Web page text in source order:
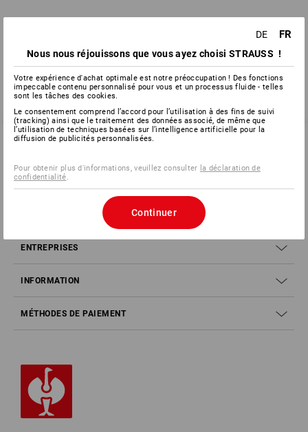
Vous avez déjà consulté 4 articles sur un total de 4 articles.
SERVICE 0800 800 336
ENTREPRISES
INFORMATION
MÉTHODES DE PAIEMENT
DE FR
Nous nous réjouissons que vous ayez choisi STRAUSS !
Votre expérience d'achat optimale est notre préoccupation ! Des fonctions
impeccable contenu personnalisé pour vous et un processus fluide - telles
sont les tâches des cookies.
Le consentement comprend l’accord pour l’utilisation à des fins de suivi
(tracking) ainsi que le traitement des données associé, de même que
l’utilisation de techniques basées sur l’intelligence artificielle pour la
diffusion de publicités personnalisées.
Pour obtenir plus d'informations, veuillez consulter la déclaration de
confidentialité
Continuer